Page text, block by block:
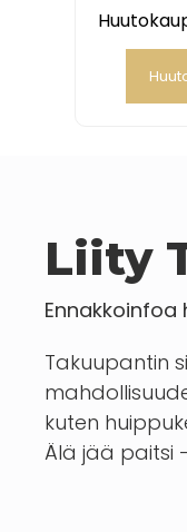
Liity
Takuupantin
kuten
Älä jää paitsi